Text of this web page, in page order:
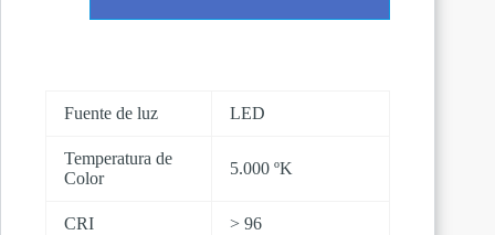
Fuente de luz LED
Temperatura de
Color
5.000 ºK
CRI > 96